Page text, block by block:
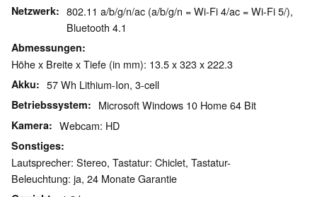
Netzwerk
802.11 a/b/g/n/ac (a/b/g/n = Wi-Fi 4/ac = Wi-Fi 5/),
Bluetooth 4.1
Abmessungen
Höhe x Breite x Tiefe (in mm): 13.5 x 323 x 222.3
Akku 57 Wh Lithium-Ion, 3-cell
Betriebssystem Microsoft Windows 10 Home 64 Bit
Kamera Webcam: HD
Sonstiges
Lautsprecher: Stereo, Tastatur: Chiclet, Tastatur-
Beleuchtung: ja, 24 Monate Garantie